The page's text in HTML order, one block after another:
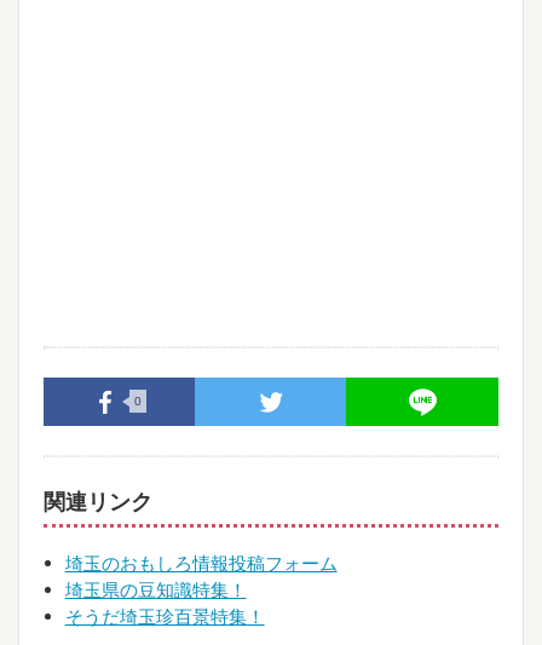
0
関連リンク
埼玉のおもしろ情報投稿フォーム
埼玉県の豆知識特集！
そうだ埼玉珍百景特集！